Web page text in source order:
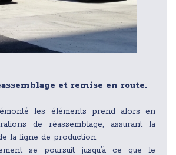
et remise en route.
les éléments prend alors en
de réassemblage, assurant la
la ligne de production.
se poursuit jusqu’à ce que le